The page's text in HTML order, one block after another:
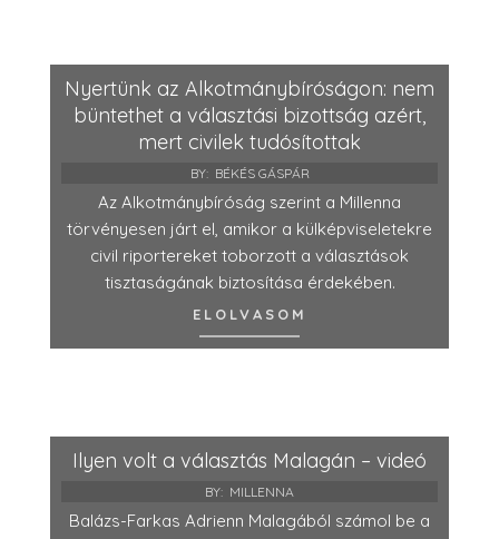
Nyertünk az Alkotmánybíróságon: nem
büntethet a választási bizottság azért,
mert civilek tudósítottak
BY: BÉKÉS GÁSPÁR
Az Alkotmánybíróság szerint a Millenna
törvényesen járt el, amikor a külképviseletekre
civil riportereket toborzott a választások
tisztaságának biztosítása érdekében.
ELOLVASOM
Ilyen volt a választás Malagán – videó
BY: MILLENNA
Balázs-Farkas Adrienn Malagából számol be a